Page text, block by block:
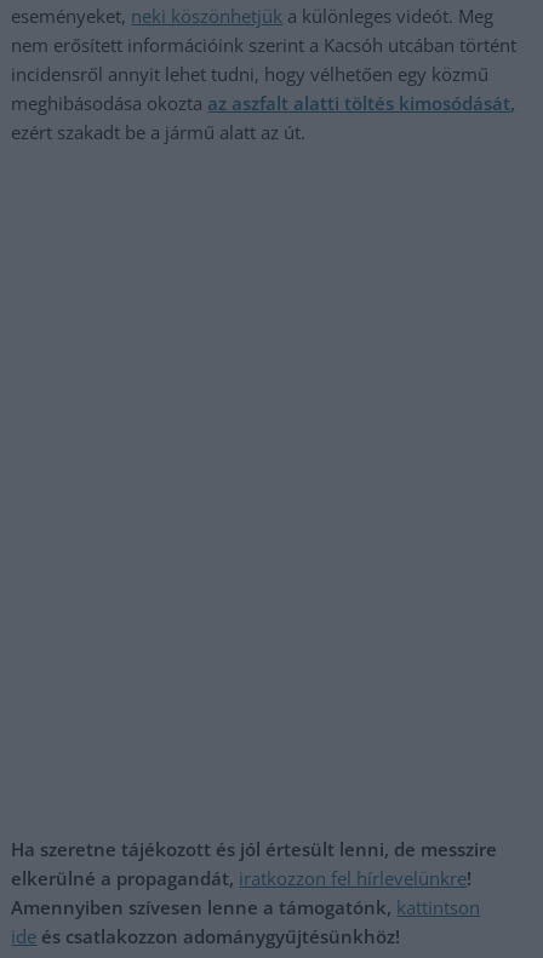
eseményeket, neki köszönhetjük a különleges videót. Meg
nem erősített információink szerint a Kacsóh utcában történt
incidensről annyit lehet tudni, hogy vélhetően egy közmű
meghibásodása okozta az aszfalt alatti töltés kimosódását,
ezért szakadt be a jármű alatt az út.
Ha szeretne tájékozott és jól értesült lenni, de messzire
elkerülné a propagandát, iratkozzon fel hírlevelünkre!
Amennyiben szívesen lenne a támogatónk, kattintson
ide és csatlakozzon adománygyűjtésünkhöz!